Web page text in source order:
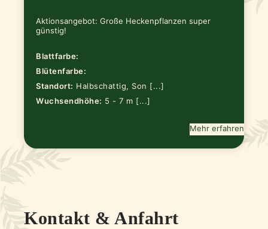
Aktionsangebot: Große Heckenpflanzen super
günstig!
Blattfarbe:
Blütenfarbe:
Standort: Halbschattig, Son [...]
Wuchsendhöhe: 5 - 7 m [...]
Mehr erfahren
Kontakt & Anfahrt